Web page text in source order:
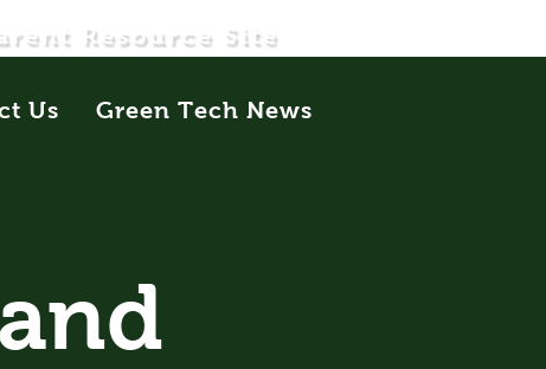
Resource Site
Us Green Tech News